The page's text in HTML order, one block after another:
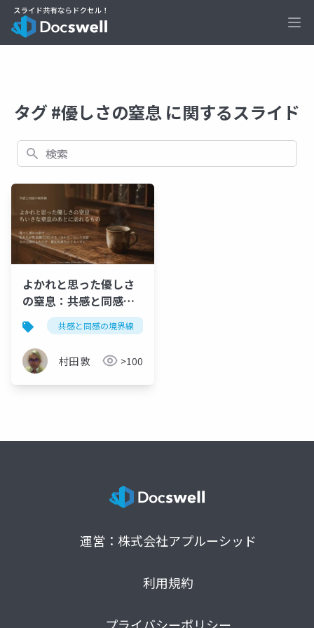
タグ #優しさの窒息 に関するスライド
検索
よかれと思った優しさ
の窒息：共感と同感の
境界線共感と同感の境界線
村田 敦 >100
運営：株式会社アプルーシッド
利用規約
プライバシーポリシー